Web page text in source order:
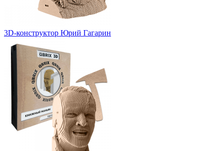
3D-конструктор Юрий Гагарин